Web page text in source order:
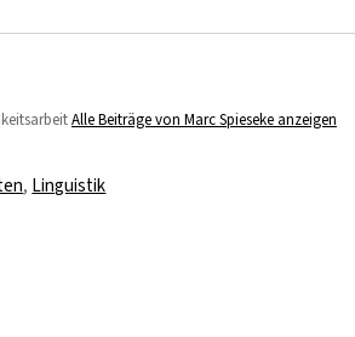
Alle Beiträge von Marc Spieseke anzeigen
, Linguistik